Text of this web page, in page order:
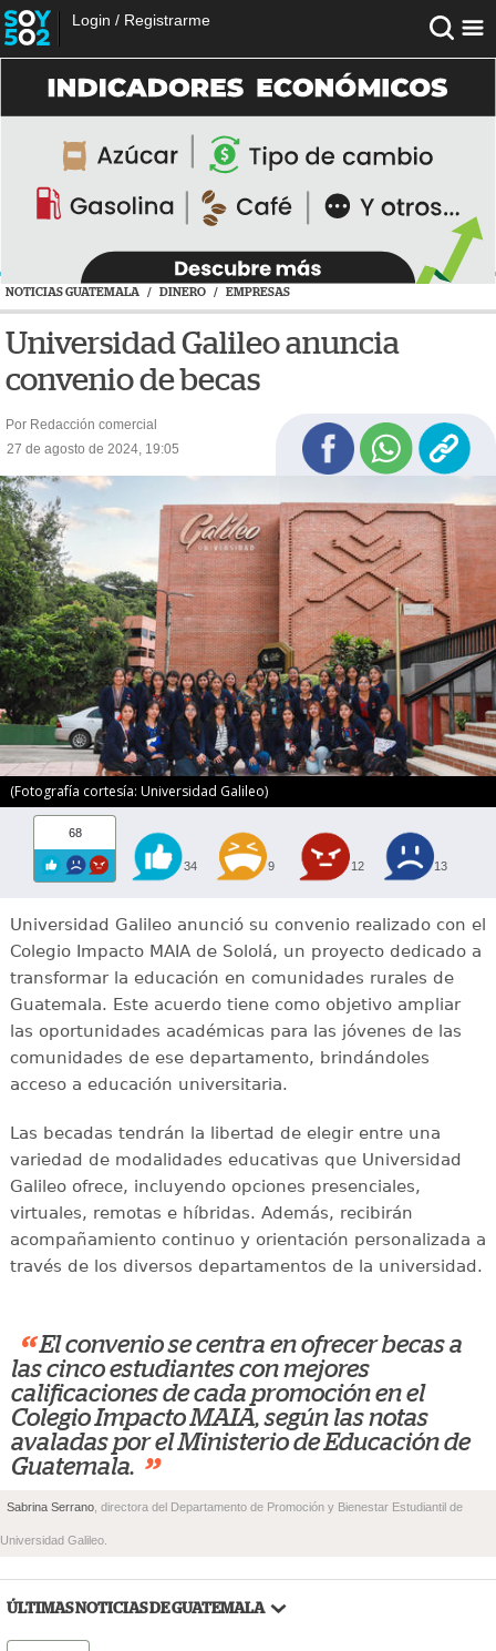
Login / Registrarme
NOTICIAS GUATEMALA / DINERO / EMPRESAS
Universidad Galileo anuncia
convenio de becas
Por Redacción comercial
27 de agosto de 2024, 19:05
(Fotografía cortesía: Universidad Galileo)
68
34 9 12 13
Universidad Galileo anunció su convenio realizado con el
Colegio Impacto MAIA de Sololá, un proyecto dedicado a
transformar la educación en comunidades rurales de
Guatemala. Este acuerdo tiene como objetivo ampliar
las oportunidades académicas para las jóvenes de las
comunidades de ese departamento, brindándoles
acceso a educación universitaria.
Las becadas tendrán la libertad de elegir entre una
variedad de modalidades educativas que Universidad
Galileo ofrece, incluyendo opciones presenciales,
virtuales, remotas e híbridas. Además, recibirán
acompañamiento continuo y orientación personalizada a
través de los diversos departamentos de la universidad.
“ El convenio se centra en ofrecer becas a
las cinco estudiantes con mejores
calificaciones de cada promoción en el
Colegio Impacto MAIA, según las notas
avaladas por el Ministerio de Educación de
Guatemala. ”
Sabrina Serrano , directora del Departamento de Promoción y Bienestar Estudiantil de
Universidad Galileo.
ÚLTIMAS NOTICIAS DE GUATEMALA